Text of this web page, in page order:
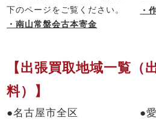
下のページをご覧ください。
・南山常盤会古本寄金
・
【出張買取地域一覧（
料）】
●名古屋市全区
●